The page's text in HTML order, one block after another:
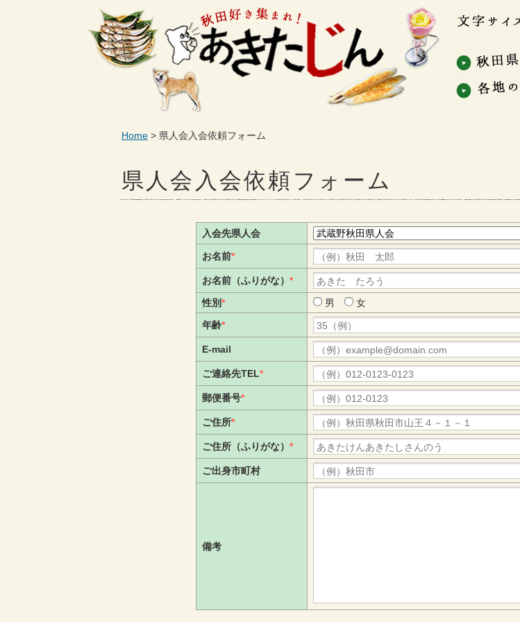
Home 県人会入会依頼フォーム
県人会入会依頼フォーム
入会先県人会
お名前*
お名前（ふりがな） *
性別* 男
女
年齢*
E-mail
ご連絡先TEL*
郵便番号*
ご住所*
ご住所（ふりがな） *
ご出身市町村
備考